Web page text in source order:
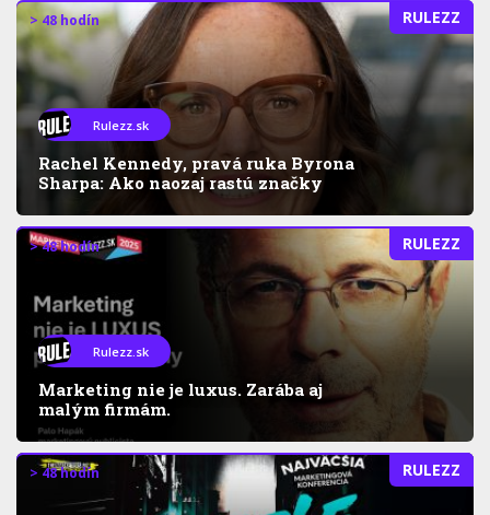
RULEZZ
> 48 hodín
Rulezz.sk
Rachel Kennedy, pravá ruka Byrona
Sharpa: Ako naozaj rastú značky
RULEZZ
> 48 hodín
Rulezz.sk
Marketing nie je luxus. Zarába aj
malým firmám.
RULEZZ
> 48 hodín